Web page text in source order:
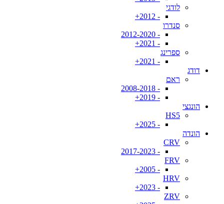
לודגי
- 2012+
סנדרו
- 2012-2020
- 2021+
ספרינג
- 2021+
דודג
ראם
- 2008-2018
- 2019+
הונגצי
HS5
- 2025+
הונדה
CRV
- 2017-2023
FRV
- 2005+
HRV
- 2023+
ZRV